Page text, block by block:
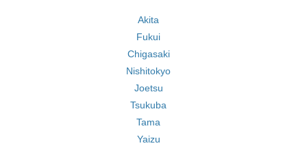
Akita
Fukui
Chigasaki
Nishitokyo
Joetsu
Tsukuba
Tama
Yaizu